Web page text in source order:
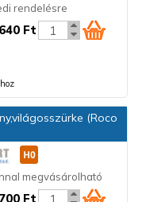
rendelésre
Ft
(Roco
megvásárolható
Ft